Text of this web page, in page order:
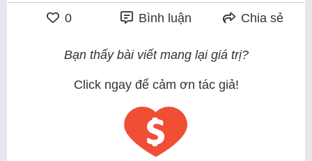
0 Bình luận Chia sẻ
Bạn thấy bài viết mang lại giá trị?
Click ngay để cảm ơn tác giả!